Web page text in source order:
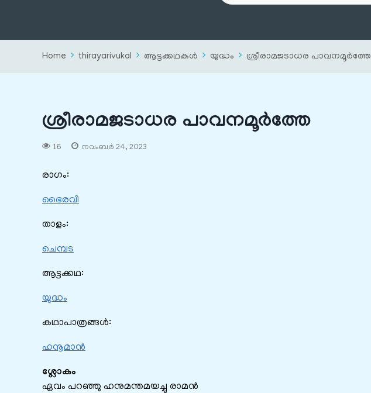
Home thirayarivukal ആട്ടക്കഥകൾ യുദ്ധം ശ്രീരാമജടാധര പാവനമൂർത്തേ
ശ്രീരാമജടാധര പാവനമൂർത്തേ
16 നവംബർ 24, 2023
രാഗം:
ഭൈരവി
താളം:
ചെമ്പട
ആട്ടക്കഥ:
യുദ്ധം
കഥാപാത്രങ്ങൾ:
ഹനൂമാൻ
ശ്ലോകം
ഏവം പറഞ്ഞു ഹനുമന്തമയച്ചു രാമൻ